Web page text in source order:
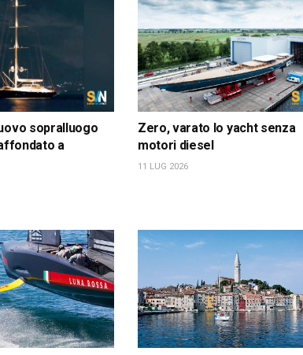
sopralluogo
a
Zero, varato lo yacht senza
motori diesel
11 LUG 2026